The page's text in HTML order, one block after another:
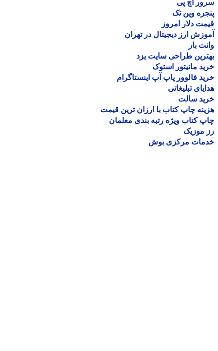
اچ پی
وین تک
دلار امروز
ارز دیجیتال در تهران
بار
طراحی سایت یزد
مانیتور استوک
فالوور پاپ آپ اینستاگرام
تبلیغاتی
سالت
چاپ کتاب با ارزان ترین قیمت
کتاب ویژه رتبه بندی معلمان
موزیک
مرکزی بوش